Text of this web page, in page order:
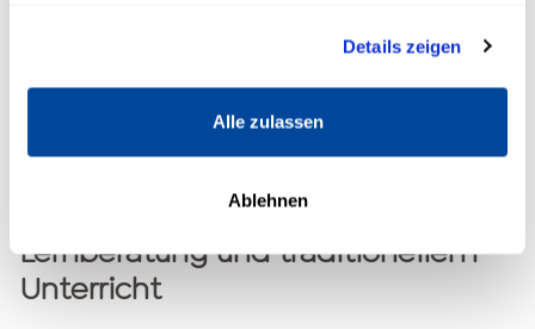
Details zeigen
Alle zulassen
Ablehnen
schaffen es die erlangten Informationen mit
höherer Wahrscheinlichkeit in dein
Langzeitgedächtnis, ohne dass du die Millionen
Male im Geiste vor dich hin flüstern musst.
Der Unterschied zwischen
Lernberatung und traditionellem
Unterricht